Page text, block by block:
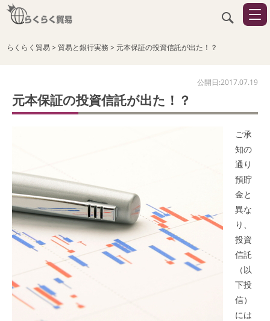
らくらく貿易> 貿易と銀行実務 > 元本保証の投資信託が出た！？
公開日:2017.07.19
元本保証の投資信託が出た！？
ご承
知の
通り
預貯
金と
異な
り、
投資
信託
（以
下投
信）
には